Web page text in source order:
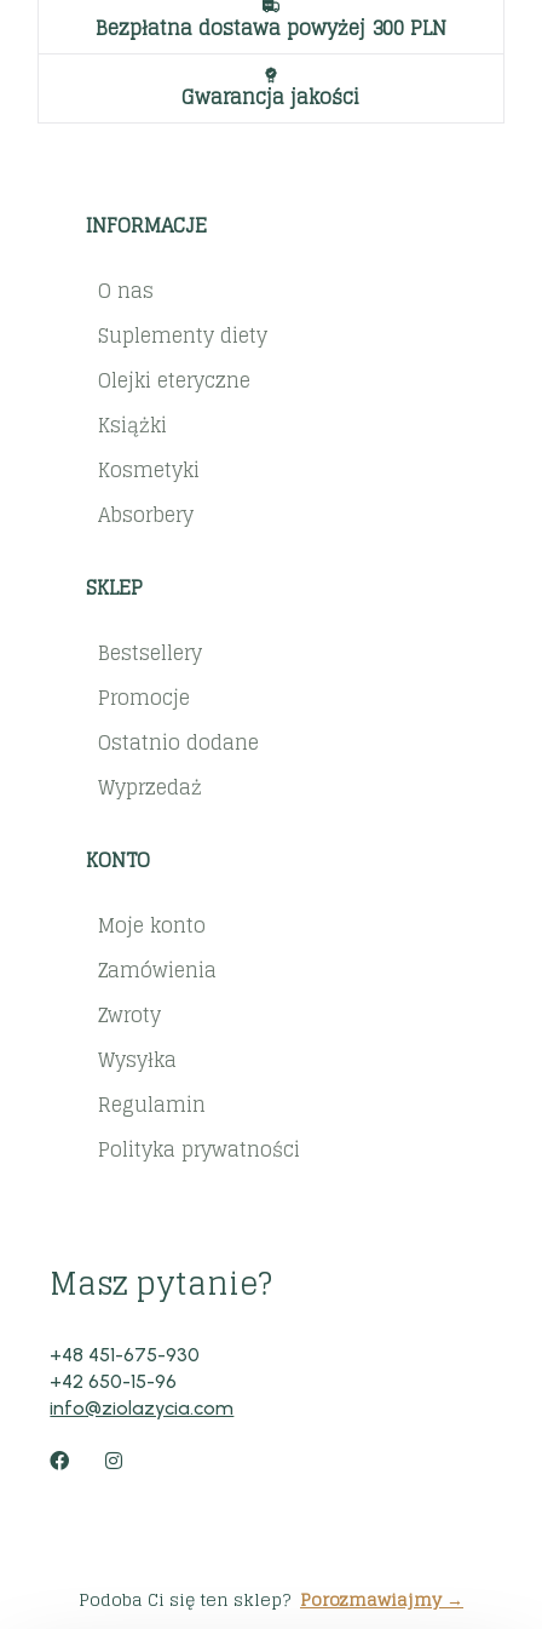
Bezpłatna dostawa powyżej 300 PLN
Gwarancja jakości
INFORMACJE
O nas
Suplementy diety
Olejki eteryczne
Książki
Kosmetyki
Absorbery
SKLEP
Bestsellery
Promocje
Ostatnio dodane
Wyprzedaż
KONTO
Moje konto
Zamówienia
Zwroty
Wysyłka
Regulamin
Polityka prywatności
Masz pytanie?
+48 451-675-930
+42 650-15-96
info@ziolazycia.com
Podoba Ci się ten sklep? Porozmawiajmy →